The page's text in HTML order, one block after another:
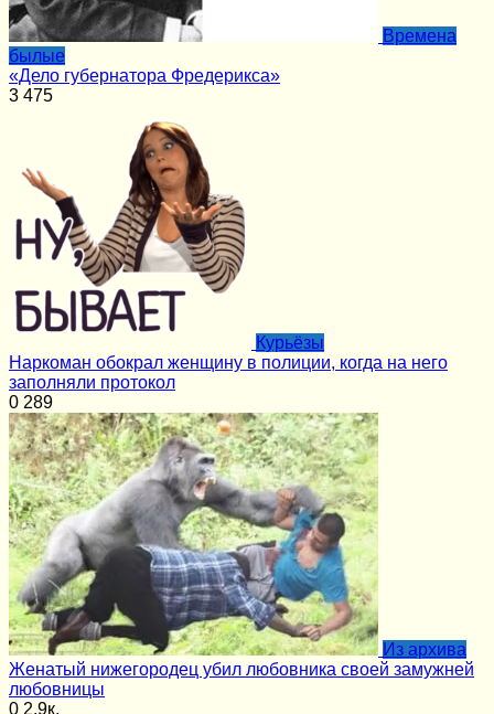
Времена
былые
«Дело губернатора Фредерикса»
3 475
Курьёзы
Наркоман обокрал женщину в полиции, когда на него
заполняли протокол
0 289
Из архива
Женатый нижегородец убил любовника своей замужней
любовницы
0 2.9к.